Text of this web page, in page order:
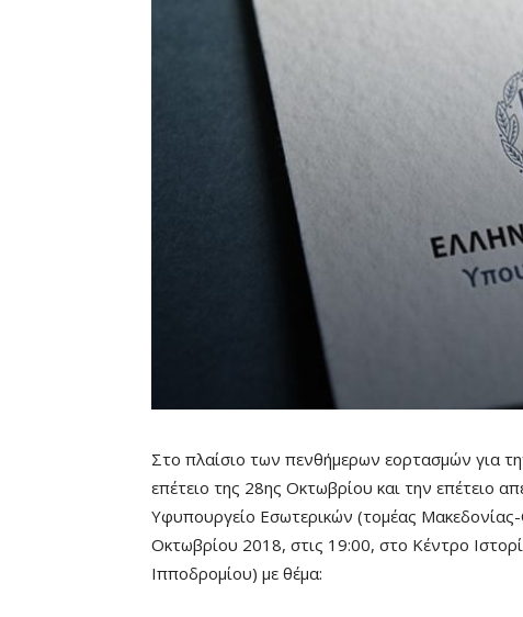
Στο πλαίσιο των πενθήμερων εορτασμών για
επέτειο της 28ης Οκτωβρίου και την επέτειο
Υφυπουργείο Εσωτερικών (τομέας
Οκτωβρίου 2018, στις 19:00, στο Κέντρο
Ιπποδρομίου) με θέμα: